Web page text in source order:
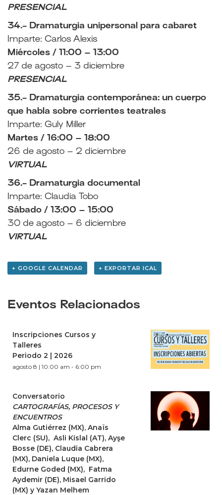
PRESENCIAL
34.- Dramaturgia unipersonal para cabaret
Imparte: Carlos Alexis
Miércoles / 11:00 – 13:00
27 de agosto – 3 diciembre
PRESENCIAL
35.- Dramaturgia contemporánea: un cuerpo
que habla sobre corrientes teatrales
Imparte: Guly Miller
Martes / 16:00 – 18:00
26 de agosto – 2 diciembre
VIRTUAL
36.- Dramaturgia documental
Imparte: Claudia Tobo
Sábado / 13:00 – 15:00
30 de agosto – 6 diciembre
VIRTUAL
+ GOOGLE CALENDAR + EXPORTAR ICAL
Eventos Relacionados
Inscripciones Cursos y
Talleres
Periodo 2 | 2026
agosto 8 | 10:00 am - 6:00 pm
Conversatorio
CARTOGRAFÍAS, PROCESOS Y
ENCUENTROS
Alma Gutiérrez (MX), Anaïs
Clerc (SU), Asli Kislal (AT), Ayşe
Bosse (DE), Claudia Cabrera
(MX), Daniela Luque (MX),
Edurne Goded (MX), Fatma
Aydemir (DE), Misael Garrido
(MX) y Yazan Melhem